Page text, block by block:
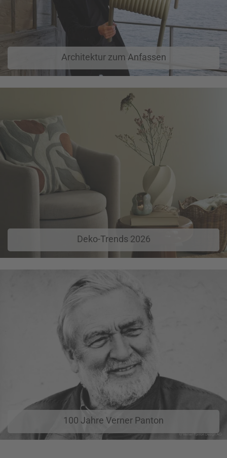
Architektur zum Anfassen
Deko-Trends 2026
100 Jahre Verner Panton